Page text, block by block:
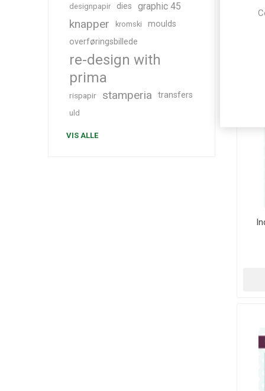
designpapir dies graphic 45
knapper kromski
moulds
overføringsbillede
re-design with
prima
rispapir stamperia transfers
uld
VIS ALLE